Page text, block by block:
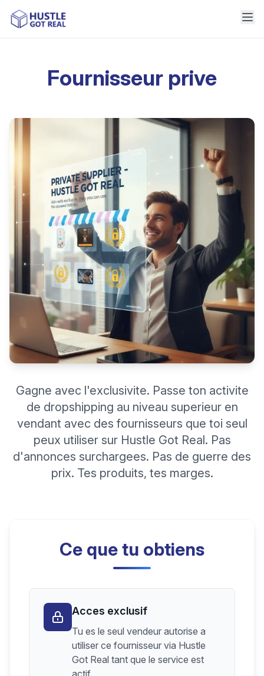
Fournisseur prive
Gagne avec l'exclusivite. Passe ton activite
de dropshipping au niveau superieur en
vendant avec des fournisseurs que toi seul
peux utiliser sur Hustle Got Real. Pas
d'annonces surchargees. Pas de guerre des
prix. Tes produits, tes marges.
Ce que tu obtiens
Acces exclusif
Tu es le seul vendeur autorise a
utiliser ce fournisseur via Hustle
Got Real tant que le service est
actif.